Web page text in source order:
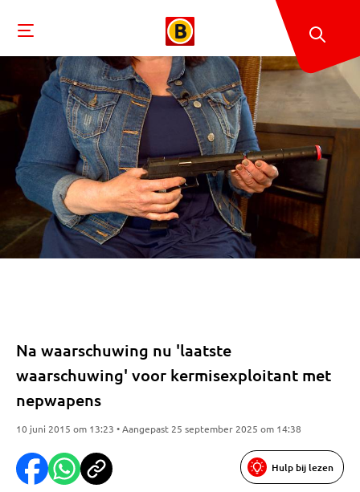
Na waarschuwing nu 'laatste
waarschuwing' voor kermisexploitant met
nepwapens
10 juni 2015 om 13:23 • Aangepast 25 september 2025 om 14:38
Hulp bij lezen